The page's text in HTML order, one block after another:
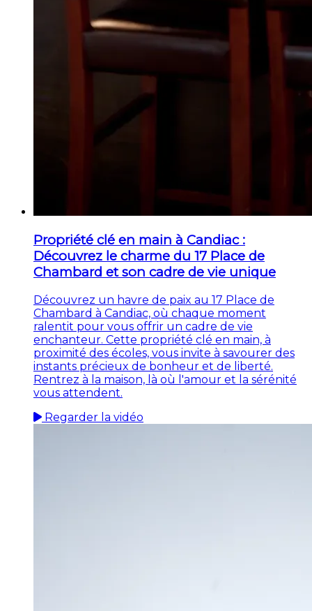
Propriété clé en main à Candiac :
Découvrez le charme du 17 Place de
Chambard et son cadre de vie unique
Découvrez un havre de paix au 17 Place de
Chambard à Candiac, où chaque moment
ralentit pour vous offrir un cadre de vie
enchanteur. Cette propriété clé en main, à
proximité des écoles, vous invite à savourer des
instants précieux de bonheur et de liberté.
Rentrez à la maison, là où l'amour et la sérénité
vous attendent.
Regarder la vidéo